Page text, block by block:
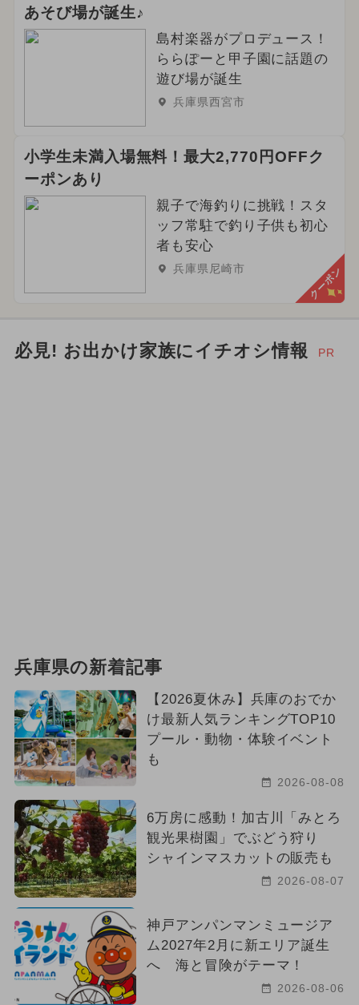
あそび場が誕生♪
島村楽器がプロデュース！
ららぽーと甲子園に話題の
遊び場が誕生
兵庫県西宮市
小学生未満入場無料！最大2,770円OFFク
ーポンあり
親子で海釣りに挑戦！スタ
ッフ常駐で釣り子供も初心
者も安心
兵庫県尼崎市 クーポン
必見! お出かけ家族にイチオシ情報 PR
兵庫県の新着記事
【2026夏休み】兵庫のおでか
け最新人気ランキングTOP10
プール・動物・体験イベント
も
2026-08-08
6万房に感動！加古川「みとろ
観光果樹園」でぶどう狩り
シャインマスカットの販売も
2026-08-07
神戸アンパンマンミュージア
ム2027年2月に新エリア誕生
へ 海と冒険がテーマ！
2026-08-06